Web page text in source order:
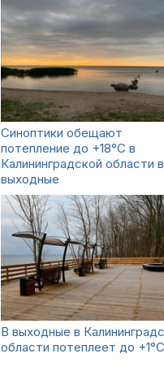
Синоптики обещают
потепление до +18°С в
Калининградской области в
выходные
В выходные в
области потеплеет до +1°С